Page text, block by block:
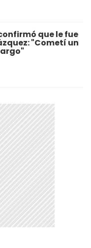
que le fue
"Cometí un